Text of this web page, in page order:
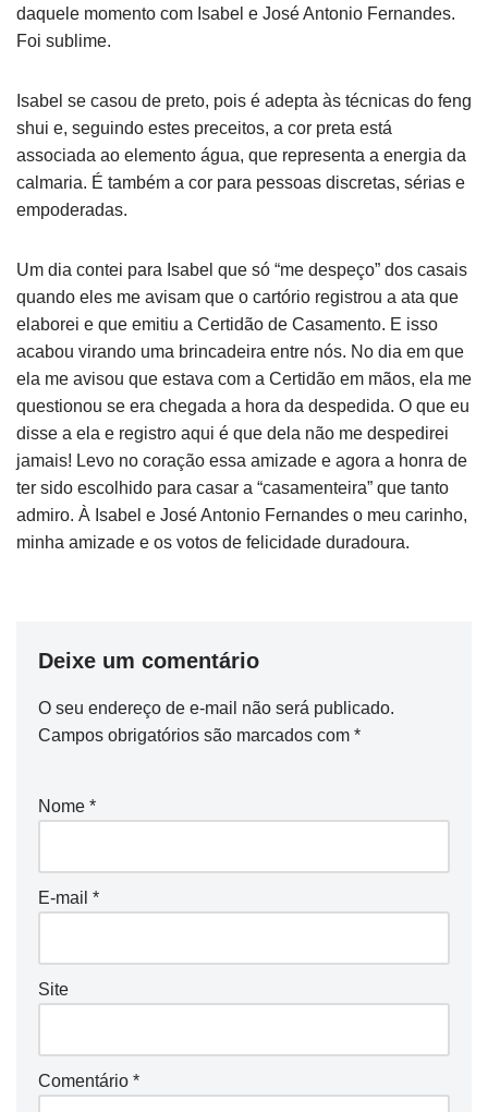
daquele momento com Isabel e José Antonio Fernandes.
Foi sublime.
Isabel se casou de preto, pois é adepta às técnicas do feng
shui e, seguindo estes preceitos, a cor preta está
associada ao elemento água, que representa a energia da
calmaria. É também a cor para pessoas discretas, sérias e
empoderadas.
Um dia contei para Isabel que só “me despeço” dos casais
quando eles me avisam que o cartório registrou a ata que
elaborei e que emitiu a Certidão de Casamento. E isso
acabou virando uma brincadeira entre nós. No dia em que
ela me avisou que estava com a Certidão em mãos, ela me
questionou se era chegada a hora da despedida. O que eu
disse a ela e registro aqui é que dela não me despedirei
jamais! Levo no coração essa amizade e agora a honra de
ter sido escolhido para casar a “casamenteira” que tanto
admiro. À Isabel e José Antonio Fernandes o meu carinho,
minha amizade e os votos de felicidade duradoura.
Deixe um comentário
O seu endereço de e-mail não será publicado.
Campos obrigatórios são marcados com *
Nome *
E-mail *
Site
Comentário *